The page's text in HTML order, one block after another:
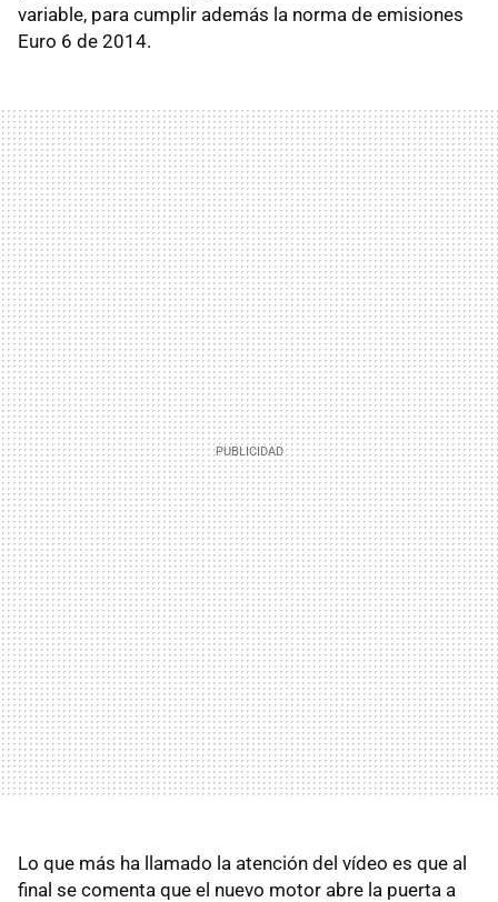
variable, para cumplir además la norma de emisiones
Euro 6 de 2014.
Lo que más ha llamado la atención del vídeo es que al
final se comenta que el nuevo motor abre la puerta a